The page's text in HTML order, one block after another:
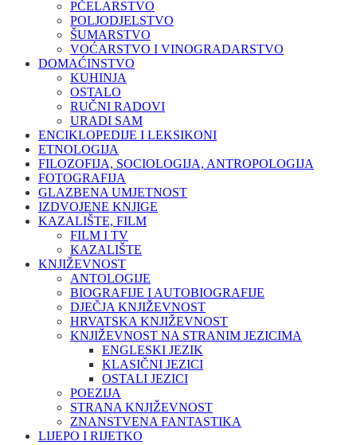
PČELARSTVO
POLJODJELSTVO
ŠUMARSTVO
VOĆARSTVO I VINOGRADARSTVO
DOMAĆINSTVO
KUHINJA
OSTALO
RUČNI RADOVI
URADI SAM
ENCIKLOPEDIJE I LEKSIKONI
ETNOLOGIJA
FILOZOFIJA, SOCIOLOGIJA, ANTROPOLOGIJA
FOTOGRAFIJA
GLAZBENA UMJETNOST
IZDVOJENE KNJIGE
KAZALIŠTE, FILM
FILM I TV
KAZALIŠTE
KNJIŽEVNOST
ANTOLOGIJE
BIOGRAFIJE I AUTOBIOGRAFIJE
DJEČJA KNJIŽEVNOST
HRVATSKA KNJIŽEVNOST
KNJIŽEVNOST NA STRANIM JEZICIMA
ENGLESKI JEZIK
KLASIČNI JEZICI
OSTALI JEZICI
POEZIJA
STRANA KNJIŽEVNOST
ZNANSTVENA FANTASTIKA
LIJEPO I RIJETKO